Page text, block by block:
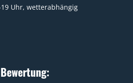
Uhr, wetterabhängig